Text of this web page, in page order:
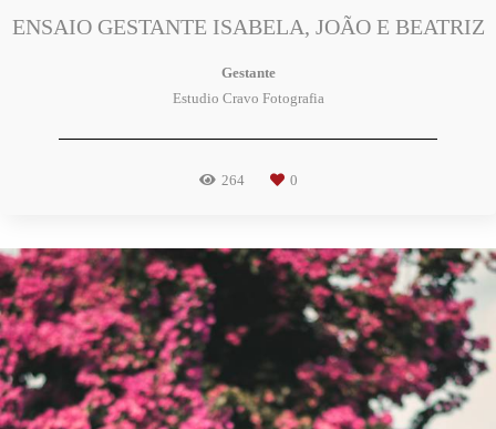
ENSAIO GESTANTE ISABELA, JOÃO E BEATRIZ
Gestante
Estudio Cravo Fotografia
264 0